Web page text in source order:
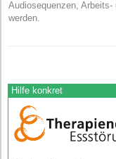
Audiosequenzen,
werden.
Hilfe konkret